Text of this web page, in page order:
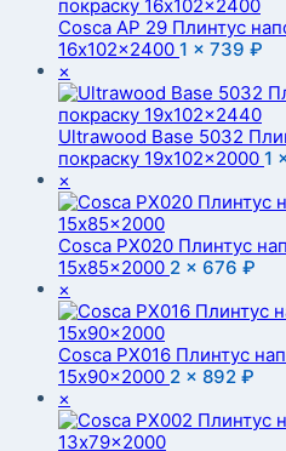
Cosca AP 29 Плинтус
16x102x2400 1 × 739 ₽
×
Ultrawood Base 5032
покраску 19x102x2000 1
×
Cosca PX020 Плинтус
15x85x2000 2 × 676 ₽
×
Cosca PX016 Плинтус
15x90x2000 2 × 892 ₽
×